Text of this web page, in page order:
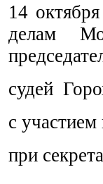
14
делам
судей
с
при